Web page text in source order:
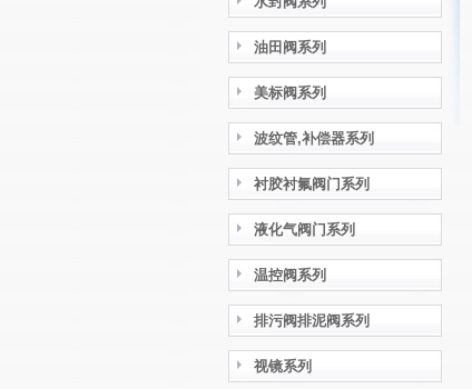
油田阀系列
美标阀系列
波纹管,补偿器系列
衬胶衬氟阀门系列
液化气阀门系列
温控阀系列
排污阀排泥阀系列
视镜系列